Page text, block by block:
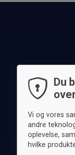
Tøj
Du
Vi og vores
andre
oplevelse,
hvilke